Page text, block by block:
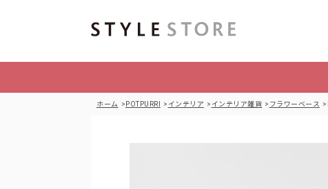
ホーム POTPURRI インテリア インテリア雑貨 フラワーベース